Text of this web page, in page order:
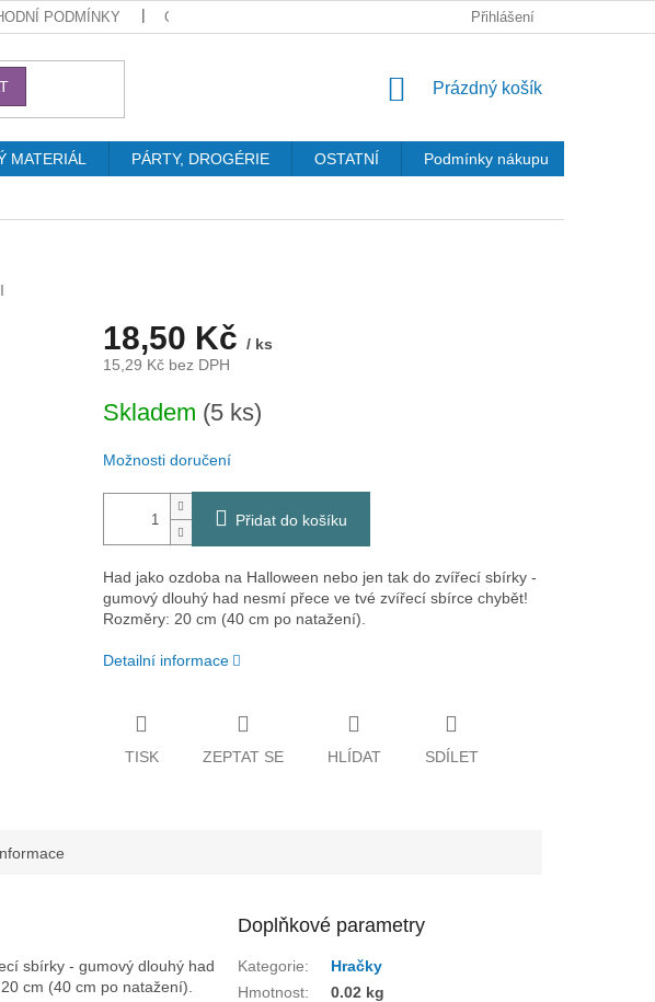
PODMÍNKY GDPR Přihlášení
NÁKUPNÍ
Prázdný košík
MATERIÁL PÁRTY, DROGÉRIE OSTATNÍ Podmínky nákupu
18,50 Kč / ks
15,29 Kč bez DPH
cena:
Skladem (5 ks)
Možnosti doručení
Přidat do košíku
Had jako ozdoba na Halloween nebo jen tak do zvířecí sbírky -
gumový dlouhý had nesmí přece ve tvé zvířecí sbírce chybět!
Rozměry: 20 cm (40 cm po natažení).
Detailní informace
TISK ZEPTAT SE HLÍDAT SDÍLET
sbírky - gumový dlouhý had
cm (40 cm po natažení).
Doplňkové parametry
Kategorie:
Hračky
Hmotnost:
0.02 kg